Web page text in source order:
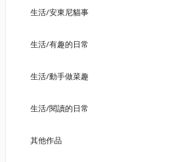
生活/安東尼貓事
生活/有趣的日常
生活/動手做菜趣
生活/閱讀的日常
其他作品